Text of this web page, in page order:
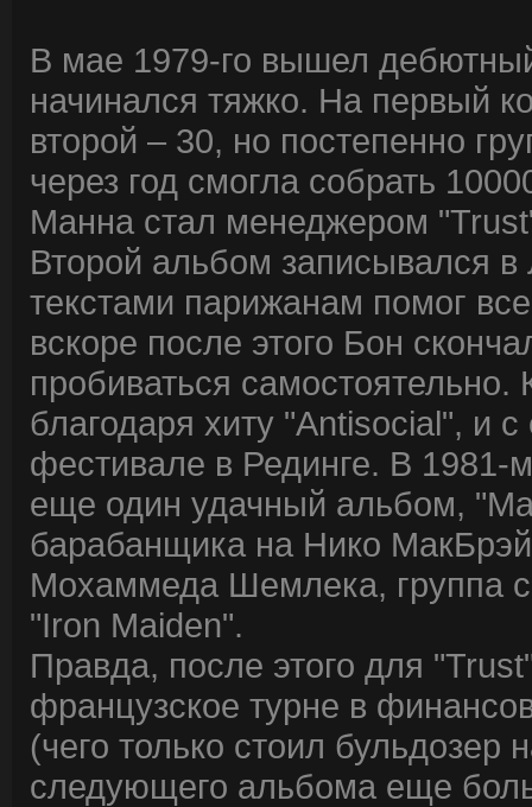
В мае 1979-го вышел
начинался тяжко. На первый
второй – 30, но постепенно
через год смогла собрать
Манна стал менеджером
Второй альбом записывался
текстами парижанам помог
вскоре после этого Бон
пробиваться
благодаря хиту "Antisocial", и
фестивале в Рединге. В 1981-
еще один удачный альбом,
барабанщика на Нико
Мохаммеда Шемлека, группа с
"Iron Maiden".
Правда, после этого для
французское турне в
(чего только стоил бульдозер
следующего альбома еще